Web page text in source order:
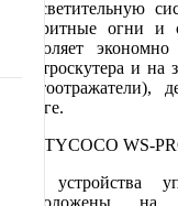
В осветительную
габаритные огни и
позволяет
электроскутера и
дороге.
Все устройства